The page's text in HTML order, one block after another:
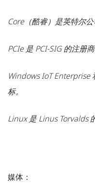
Core（酷睿）是英特尔公
PCIe 是 PCI-SIG 的注册商
Windows IoT Enterprise
标。
Linux 是 Linus Torvalds
媒体 ：